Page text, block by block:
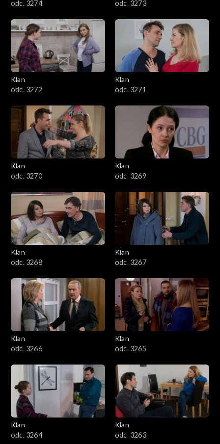
odc. 3274 odc. 3273
Klan
odc. 3272
Klan
odc. 3271
Klan
odc. 3270
Klan
odc. 3269
Klan
odc. 3268
Klan
odc. 3267
Klan
odc. 3266
Klan
odc. 3265
Klan
odc. 3264
Klan
odc. 3263